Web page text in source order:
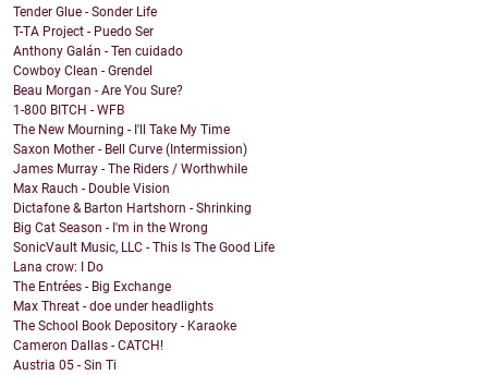
Tender Glue - Sonder Life
T-TA Project - Puedo Ser
Anthony Galán - Ten cuidado
Cowboy Clean - Grendel
Beau Morgan - Are You Sure?
1-800 BITCH - WFB
The New Mourning - I'll Take My Time
Saxon Mother - Bell Curve (Intermission)
James Murray - The Riders / Worthwhile
Max Rauch - Double Vision
Dictafone & Barton Hartshorn - Shrinking
Big Cat Season - I'm in the Wrong
SonicVault Music, LLC - This Is The Good Life
Lana crow: I Do
The Entrées - Big Exchange
Max Threat - doe under headlights
The School Book Depository - Karaoke
Cameron Dallas - CATCH!
Austria 05 - Sin Ti